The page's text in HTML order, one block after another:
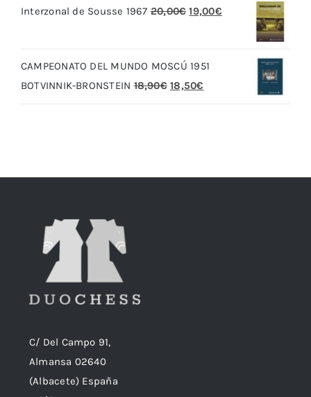
era:
es:
Interzonal de Sousse 1967 20,00€ El
era:
20,00€.
19,00€El
CAMPEONATO DEL MUNDO MOSCÚ 1951
BOTVINNIK-BRONSTEIN 18,90€ El
18,50€
C/ Del Campo 91,
Almansa 02640
(Albacete) España